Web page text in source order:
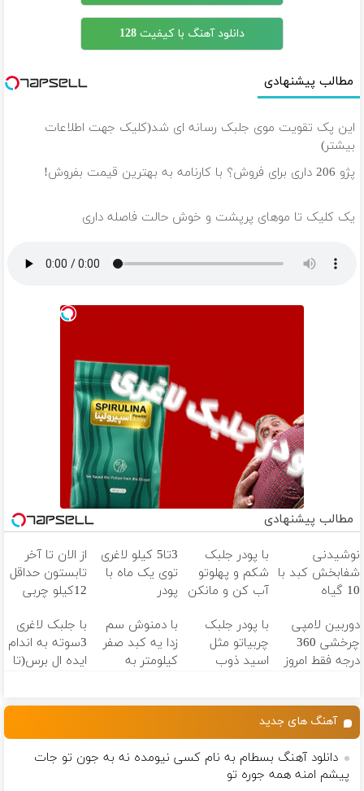
دانلود آهنگ با کیفیت 128
مطالب پیشنهادی
این پک تقویت موی جلبک رسانه ای شد(کلیک جهت اطلاعات
بیشتر)
پژو 206 داری برای فروش؟ با کارنامه به بهترین قیمت بفروش!
یک کلیک تا موهای پرپشت و خوش حالت فاصله داری
مطالب پیشنهادی
نوشیدنی
شفابخش کبد با
10 گیاه
امشب)
با پودر جلبک
شکم و پهلوتو
آب کن و مانکن
امشب)
3تا5 کیلو لاغری
توی یک ماه با
پودر
محدود)
از الان تا آخر
تابستون حداقل
12کیلو چربی
دوربین لامپی
چرخشی 360
درجه فقط امروز
منزل
با پودر جلبک
چربیاتو مثل
اسید ذوب
با دمنوش سم
زدا یه کبد صفر
کیلومتر به
با جلبک لاغری
3سوته به اندام
ایده ال برس(تا
آهنگ های جدید
دانلود آهنگ بسطام به نام کسی نیومده نه به جون تو جات
پیشم امنه همه جوره تو